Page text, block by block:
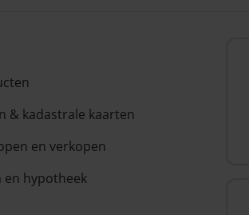
& kadastrale kaarten
en verkopen
en hypotheek